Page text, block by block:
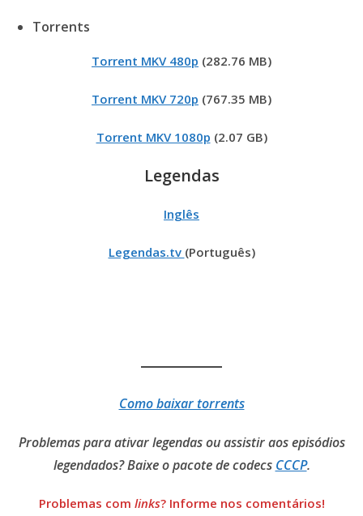
Torrents
Torrent MKV 480p (282.76 MB)
Torrent MKV 720p (767.35 MB)
Torrent MKV 1080p (2.07 GB)
Legendas
Inglês
Legendas.tv (Português)
Como baixar torrents
Problemas para ativar legendas ou assistir aos episódios
legendados? Baixe o pacote de codecs CCCP.
Problemas com links? Informe nos comentários!